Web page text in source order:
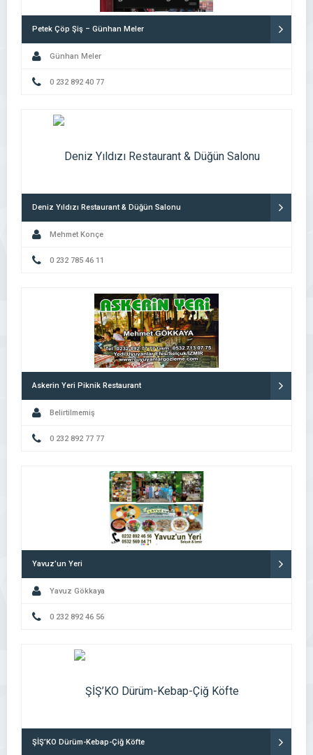
Petek Çöp Şiş – Günhan Meler
Günhan Meler
0 232 892 40 77
Deniz Yıldızı Restaurant & Düğün Salonu
Mehmet Konçe
0 232 785 46 11
Askerin Yeri Piknik Restaurant
Belirtilmemiş
0 232 892 77 77
Yavuz’un Yeri
Yavuz Gökkaya
0 232 892 46 56
ŞİŞ’KO Dürüm-Kebap-Çiğ Köfte